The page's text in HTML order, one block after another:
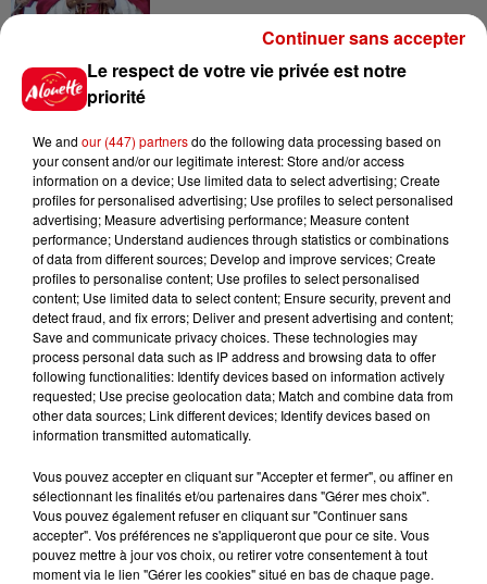
Jeux
Gagnez vos places pour le
festival Marché Gourmand 2026
à Coulon !
Le Duel - Gagnez vos entrées
pour l'un des zoos de nos
régions !
votre séjour en famille au cœur
de la...
Le respect de votre vie privée est notre
priorité
We and our (447) partnersdo the following data processing based on
your consent and/or our legitimate interest: Store and/or access
information on a device; Use limited data to select advertising; Create
profiles for personalised advertising; Use profiles to select personalised
advertising; Measure advertising performance; Measure content
performance; Understand audiences through statistics or combinations
of data from different sources; Develop and improve services; Create
profiles to personalise content; Use profiles to select personalised
content; Use limited data to select content; Ensure security, prevent and
detect fraud, and fix errors; Deliver and present advertising and content;
Save and communicate privacy choices. These technologies may
process personal data such as IP address and browsing data to offer
following functionalities: Identify devices based on information actively
requested; Use precise geolocation data; Match and combine data from
other data sources; Link different devices; Identify devices based on
information transmitted automatically.
Vous pouvez accepter en cliquant sur "Accepter et fermer", ou affiner en
sélectionnant les finalités et/ou partenaires dans "Gérer mes choix".
Vous pouvez également refuser en cliquant sur "Continuer sans
accepter". Vos préférences ne s'appliqueront que pour ce site. Vous
pouvez mettre à jour vos choix, ou retirer votre consentement à tout
moment via le lien "Gérer les cookies" situé en bas de chaque page.
Continuer sans accepter